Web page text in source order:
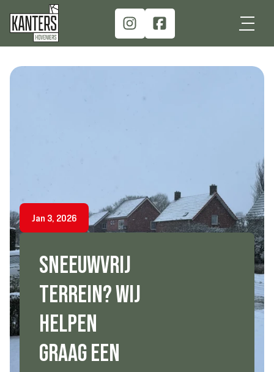
SNEEUWVRIJ
TERREIN?WIJ
HELPEN
GRAAGEEN
Jan 3, 2026